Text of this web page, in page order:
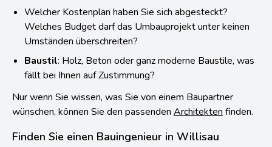
Welcher Kostenplan haben Sie sich abgesteckt?
Welches Budget darf das Umbauprojekt unter keinen
Umständen überschreiten?
Baustil: Holz, Beton oder ganz moderne Baustile, was
fällt bei Ihnen auf Zustimmung?
Nur wenn Sie wissen, was Sie von einem Baupartner
wünschen, können Sie den passenden Architekten finden.
Finden Sie einen Bauingenieur in Willisau